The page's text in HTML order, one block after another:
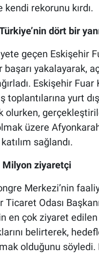
rekorunu kırdı.
dört bir
geçen Eskişehir
yakalayarak,
Eskişehir
toplantılarına yurt
olurken,
üzere
sağlandı.
Milyon ziyaretçi
Merkezi’nin
Ticaret Odası
en çok ziyaret
belirterek,
olduğunu